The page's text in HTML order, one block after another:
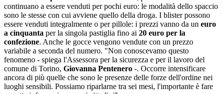
continuano a essere venduti per pochi euro: le modalità dello spaccio
sono le stesse con cui avviene quello della droga. I blister possono
essere venduti integralmente o per pillole: i prezzi vanno da un euro
a cinquanta per la singola pastiglia fino ai 20 euro per la
confezione. Anche le gocce vengono vendute con un prezzo
variabile a seconda del numero. "Non conoscevamo questo
fenomeno - spiega l'Assessora per la sicurezza e per il lavoro del
comune di Torino, Giovanna Pentenero -. Occorre intensificare
ancora di più quelle che sono le presenze delle forze dell'ordine nei
luoghi sensibili. Possiamo riparlarne tra sei mesi, l'importante è fare